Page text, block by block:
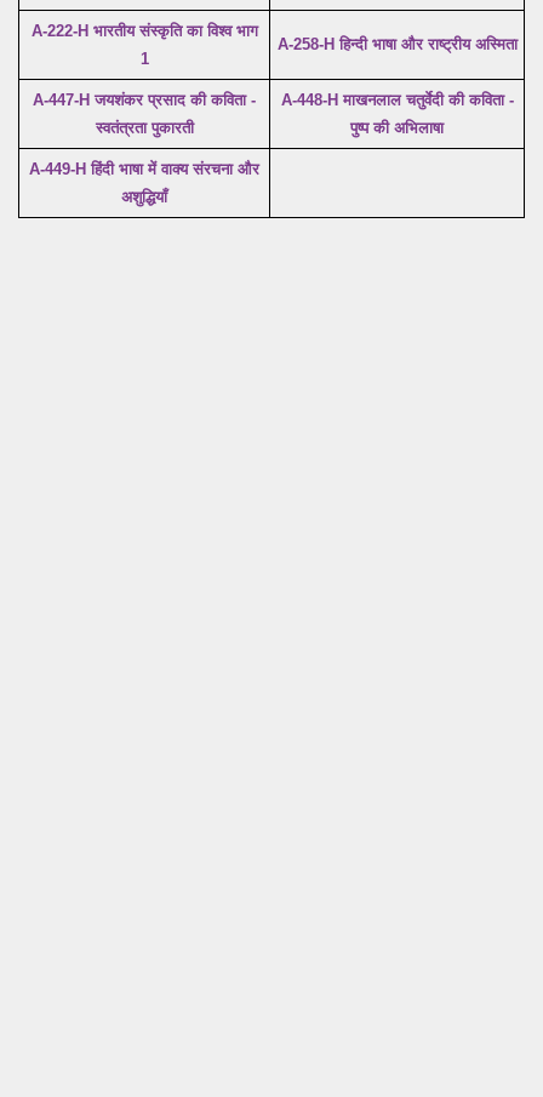
A-222-H भारतीय संस्कृति का विश्व भाग
1
A-258-H हिन्दी भाषा और राष्ट्रीय अस्मिता
A-447-H जयशंकर प्रसाद की कविता -
स्वतंत्रता पुकारती
A-448-H माखनलाल चतुर्वेदी की कविता -
पुष्प की अभिलाषा
A-449-H हिंदी भाषा में वाक्य संरचना और
अशुद्धियाँ